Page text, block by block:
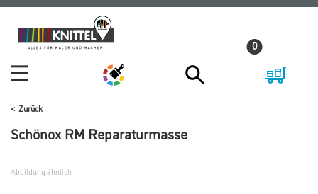
Zum
Inhalt
Zum
Navigationsmenü
0
Zurück
Schönox RM Reparaturmasse